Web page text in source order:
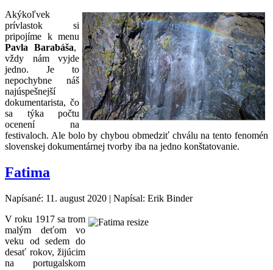
Akýkoľvek
prívlastok si
pripojíme k menu
Pavla Barabáša,
vždy nám vyjde
jedno. Je to
nepochybne náš
najúspešnejší
dokumentarista, čo
sa týka počtu
ocenení na
festivaloch. Ale bolo by chybou obmedziť chválu na tento fenomén
slovenskej dokumentárnej tvorby iba na jedno konštatovanie.
Fatima
Napísané: 11. august 2020 | Napísal: Erik Binder
V roku 1917 sa trom
malým deťom vo
veku od sedem do
desať rokov, žijúcim
na portugalskom